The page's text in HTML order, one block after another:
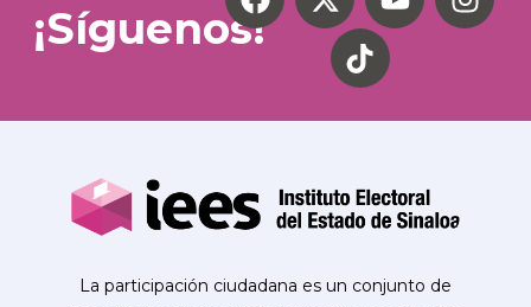
¡Síguenos!
La participación ciudadana es un conjunto de